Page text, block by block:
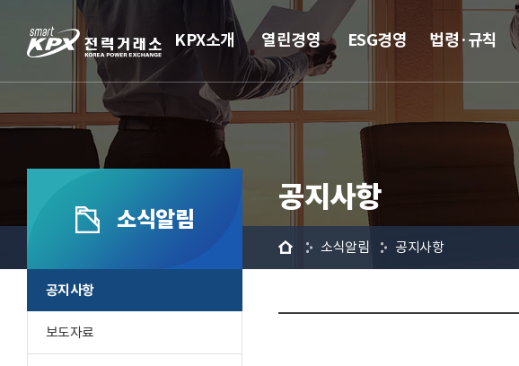
KPX소개 열린경영 ESG경영 법령·규칙
소식알림
공지사항
보도자료
공지사항
홈 소식알림 공지사항